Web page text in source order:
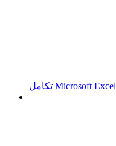
تكامل Microsoft Excel